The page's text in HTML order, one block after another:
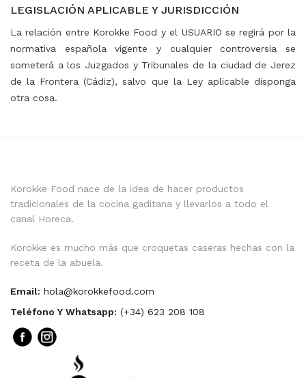
LEGISLACIÓN APLICABLE Y JURISDICCIÓN
La relación entre Korokke Food y el USUARIO se regirá por la
normativa española vigente y cualquier controversia se
someterá a los Juzgados y Tribunales de la ciudad de Jerez
de la Frontera (Cádiz), salvo que la Ley aplicable disponga
otra cosa.
Korokke Food nace de la idea de hacer productos
tradicionales de la cocina gaditana y llevarlos a todo el
canal Horeca.
Korokke es mucho más que croquetas caseras hechas con la
receta de la abuela.
Email: hola@korokkefood.com
Teléfono Y Whatsapp: (+34) 623 208 108